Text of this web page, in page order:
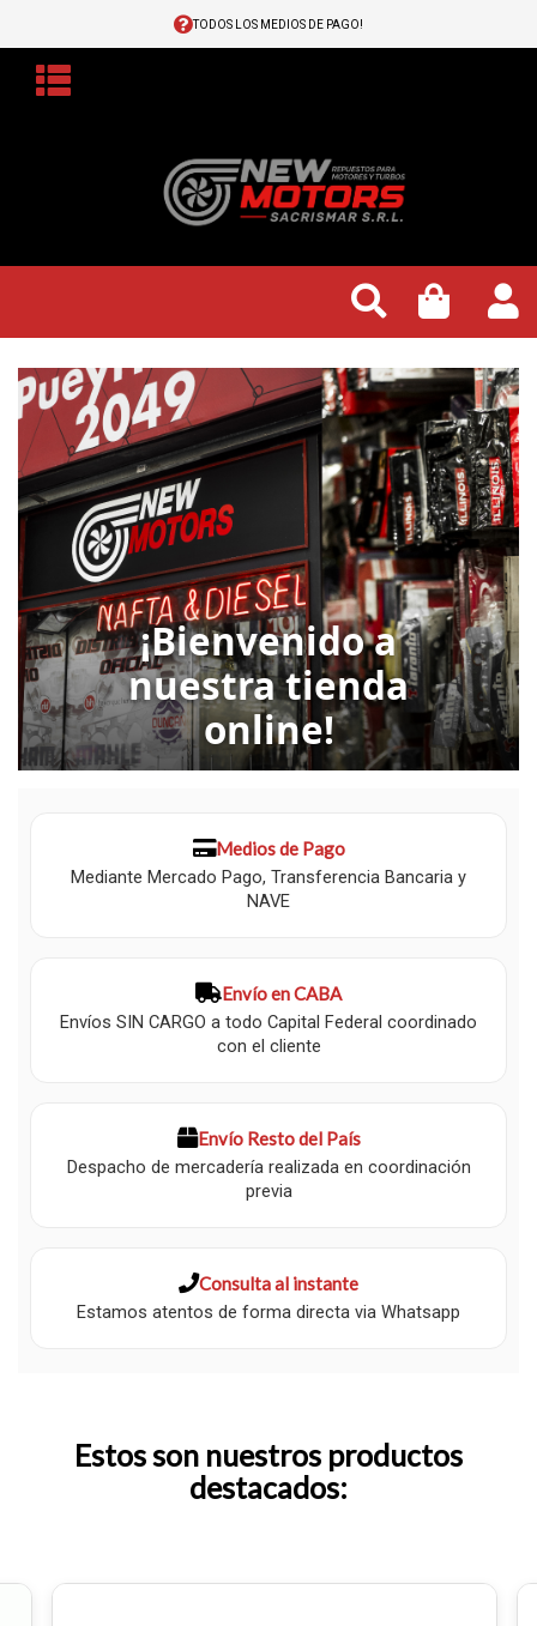
TODOS LOS MEDIOS DE PAGO!
¡Bienvenido a
nuestra tienda
online!
Medios de Pago
Mediante Mercado Pago, Transferencia Bancaria y
NAVE
Envío en CABA
Envíos SIN CARGO a todo Capital Federal coordinado
con el cliente
Envío Resto del País
Despacho de mercadería realizada en coordinación
previa
Consulta al instante
Estamos atentos de forma directa via Whatsapp
Estos son nuestros productos
destacados: